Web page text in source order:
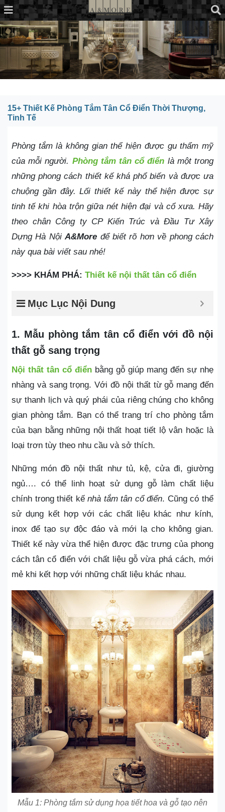
15+ Thiết Kế Phòng Tắm Tân Cổ Điển Thời Thượng,
Tinh Tế
Phòng tắm là không gian thể hiện được gu thẩm mỹ
của mỗi người. Phòng tắm tân cổ điển là một trong
những phong cách thiết kế khá phổ biến và được ưa
chuộng gần đây. Lối thiết kế này thể hiện được sự
tinh tế khi hòa trộn giữa nét hiện đại và cổ xưa. Hãy
theo chân Công ty CP Kiến Trúc và Đầu Tư Xây
Dựng Hà NộiA&More để biết rõ hơn về phong cách
này qua bài viết sau nhé!
>>>> KHÁM PHÁ: Thiết kế nội thất tân cổ điển
Mục Lục Nội Dung
1. Mẫu phòng tắm tân cổ điển với đồ nội
thất gỗ sang trọng
Nội thất tân cổ điển bằng gỗ giúp mang đến sự nhẹ
nhàng và sang trọng. Với đồ nội thất từ gỗ mang đến
sự thanh lịch và quý phái của riêng chúng cho không
gian phòng tắm. Bạn có thể trang trí cho phòng tắm
của bạn bằng những nội thất hoạt tiết lộ vân hoặc là
loại trơn tùy theo nhu cầu và sở thích.
Những món đồ nội thất như tủ, kệ, cửa đi, giường
ngủ…. có thể linh hoạt sử dụng gỗ làm chất liệu
chính trong thiết kếnhà tắm tân cổ điển. Cũng có thể
sử dụng kết hợp với các chất liệu khác như kính,
inox để tạo sự độc đáo và mới lạ cho không gian.
Thiết kế này vừa thể hiện được đặc trưng của phong
cách tân cổ điển với chất liệu gỗ vừa phá cách, mới
mẻ khi kết hợp với những chất liệu khác nhau.
Mẫu 1: Phòng tắm sử dụng họa tiết hoa và gỗ tạo nên